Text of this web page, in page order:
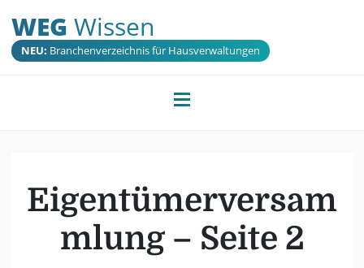
WEG Wissen
NEU: Branchenverzeichnis für Hausverwaltungen
Eigentümerversam
mlung – Seite 2